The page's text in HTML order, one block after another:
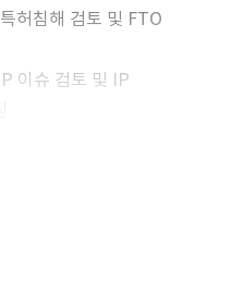
허침해 검토 및 FTO
이슈 검토 및 IP